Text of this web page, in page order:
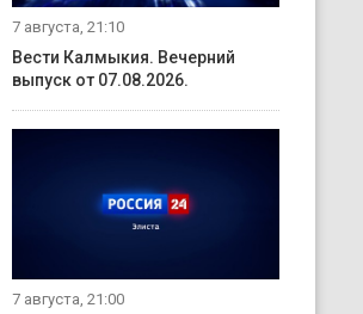
7 августа, 21:10
Вести Калмыкия. Вечерний
выпуск от 07.08.2026.
7 августа, 21:00